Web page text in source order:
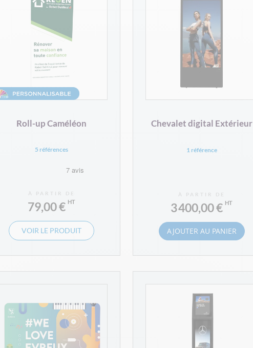
Roll-up Caméléon
5 références
À PARTIR DE
79,00 €
VOIR LE PRODUIT
Chevalet digital Extérieur
1 référence
À PARTIR DE
3 400,00 €
AJOUTER AU PANIER